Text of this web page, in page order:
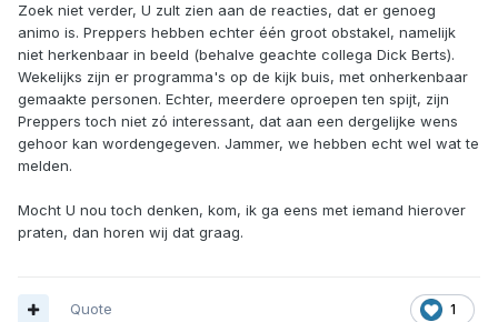
Zoek niet verder, U zult zien aan de reacties, dat er genoeg
animo is. Preppers hebben echter één groot obstakel, namelijk
niet herkenbaar in beeld (behalve geachte collega Dick Berts).
Wekelijks zijn er programma's op de kijk buis, met onherkenbaar
gemaakte personen. Echter, meerdere oproepen ten spijt, zijn
Preppers toch niet zó interessant, dat aan een dergelijke wens
gehoor kan wordengegeven. Jammer, we hebben echt wel wat te
melden.
Mocht U nou toch denken, kom, ik ga eens met iemand hierover
praten, dan horen wij dat graag.
1
Quote